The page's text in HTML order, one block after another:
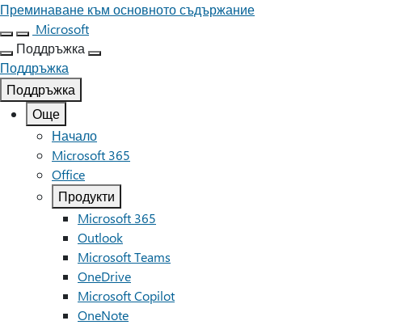
Преминаване към основното съдържание
Microsoft
Поддръжка
Поддръжка
Поддръжка
Още
Начало
Microsoft 365
Office
Продукти
Microsoft 365
Outlook
Microsoft Teams
OneDrive
Microsoft Copilot
OneNote